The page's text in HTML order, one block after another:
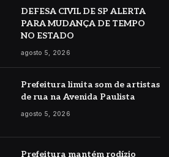
DEFESA CIVIL DE SP ALERTA
PARA MUDANÇA DE TEMPO
NO ESTADO
agosto 5, 2026
Prefeitura limita som de artistas
de rua na Avenida Paulista
agosto 5, 2026
Prefeitura mantém rodízio